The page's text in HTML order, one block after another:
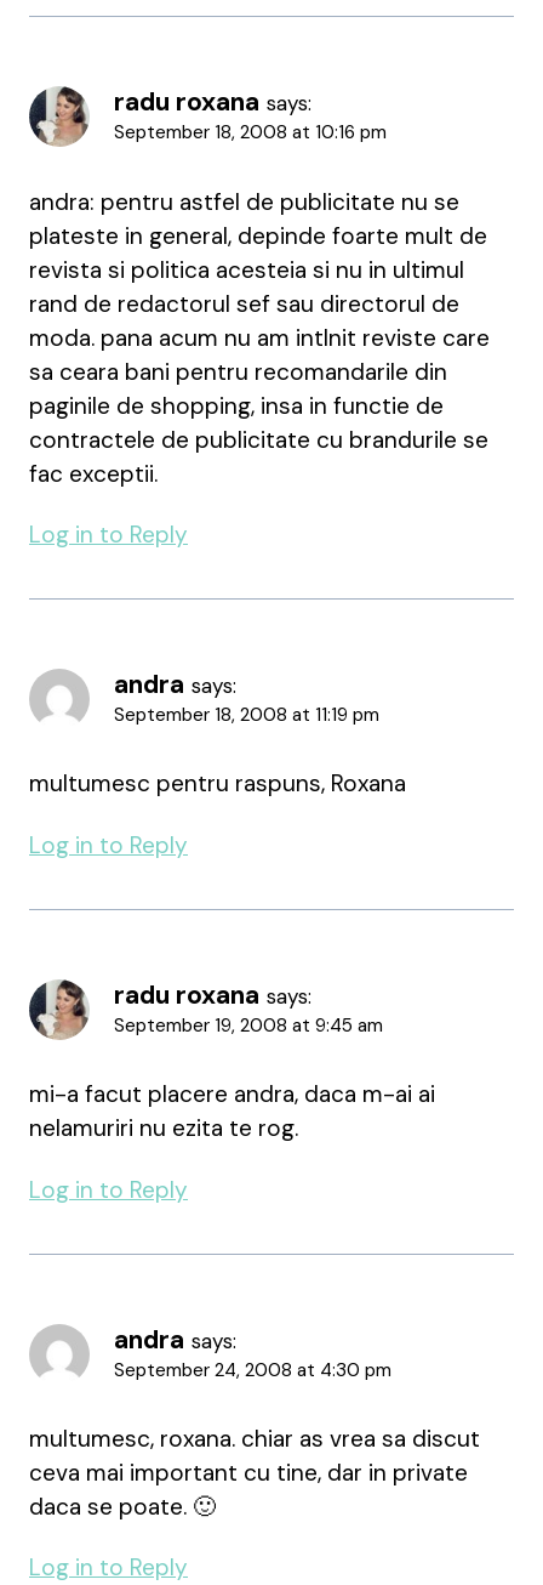
radu roxana says:
September 18, 2008 at 10:16 pm
andra: pentru astfel de publicitate nu se
plateste in general, depinde foarte mult de
revista si politica acesteia si nu in ultimul
rand de redactorul sef sau directorul de
moda. pana acum nu am intlnit reviste care
sa ceara bani pentru recomandarile din
paginile de shopping, insa in functie de
contractele de publicitate cu brandurile se
fac exceptii.
Log in to Reply
andra says:
September 18, 2008 at 11:19 pm
multumesc pentru raspuns, Roxana
Log in to Reply
radu roxana says:
September 19, 2008 at 9:45 am
mi-a facut placere andra, daca m-ai ai
nelamuriri nu ezita te rog.
Log in to Reply
andra says:
September 24, 2008 at 4:30 pm
multumesc, roxana. chiar as vrea sa discut
ceva mai important cu tine, dar in private
daca se poate. 🙂
Log in to Reply